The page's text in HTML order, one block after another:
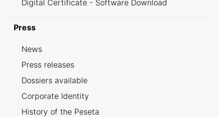
Digital Certificate - Software Download
Press
News
Press releases
Dossiers available
Corporate Identity
History of the Peseta